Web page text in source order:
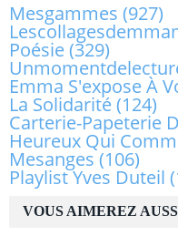
VOUS AIMEREZ
Mesgammes (927)
Poésie(329)
Emma S'expose À
La Solidarité(124)
Carterie-Papeterie
Heureux Qui
Mesanges (106)
Playlist Yves Duteil